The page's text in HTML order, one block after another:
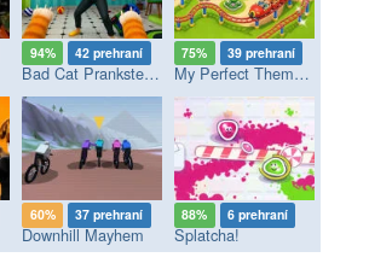
94% 42 prehraní
Bad Cat Prankster - Mom’s Return
75% 39 prehraní
My Perfect Theme Park
60% 37 prehraní
Downhill Mayhem
88% 6 prehraní
Splatcha!